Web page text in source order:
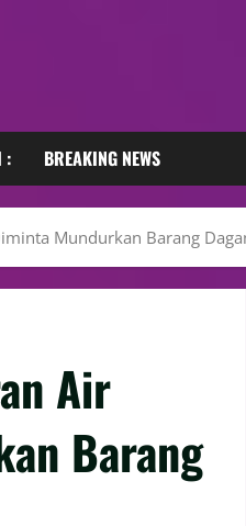
: BREAKING NEWS
Mundurkan Barang
Air
Barang